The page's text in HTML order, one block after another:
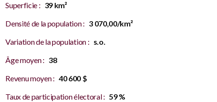
Superficie : 39 km²
Densité de la population : 3 070,00/km²
Variation de la population : s.o.
Âge moyen : 38
Revenu moyen : 40 600 $
Taux de participation électoral : 59 %